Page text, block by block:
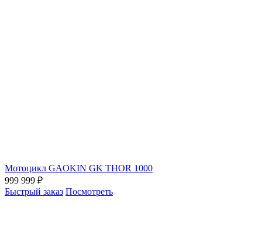
Мотоцикл GAOKIN GK THOR 1000
999 999 ₽
Быстрый заказ Посмотреть